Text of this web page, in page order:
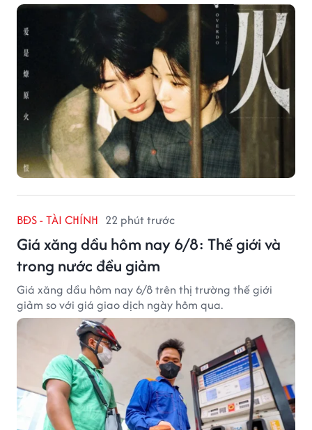
BĐS - TÀI CHÍNH 22 phút trước
Giá xăng dầu hôm nay 6/8: Thế giới và
trong nước đều giảm
Giá xăng dầu hôm nay 6/8 trên thị trường thế giới
giảm so với giá giao dịch ngày hôm qua.